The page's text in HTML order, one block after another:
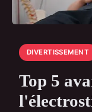
DIVERTISSEMENT
Top 5